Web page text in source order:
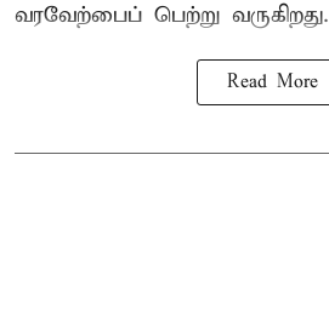
வரவேற்பைப் பெற்று வருகிறது.
Read More